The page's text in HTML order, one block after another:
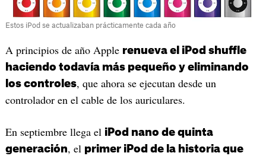
Estos iPod se actualizaban prácticamente cada año
A principios de año Apple renueva el iPod shuffle
haciendo todavía más pequeño y eliminando
los controles, que ahora se ejecutan desde un
controlador en el cable de los auriculares.
En septiembre llega el iPod nano de quinta
generación, el primer iPod de la historia que